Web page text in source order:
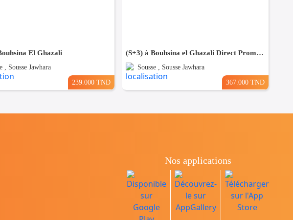
El Ghazali
, Sousse Jawhara
239.000 TND
(S+3) à Bouhsina el Ghazali Direct Promoteur
Sousse , Sousse Jawhara
367.000 TND
Nos applications